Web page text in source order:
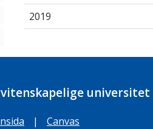
2019
2019
universitet
| Canvas